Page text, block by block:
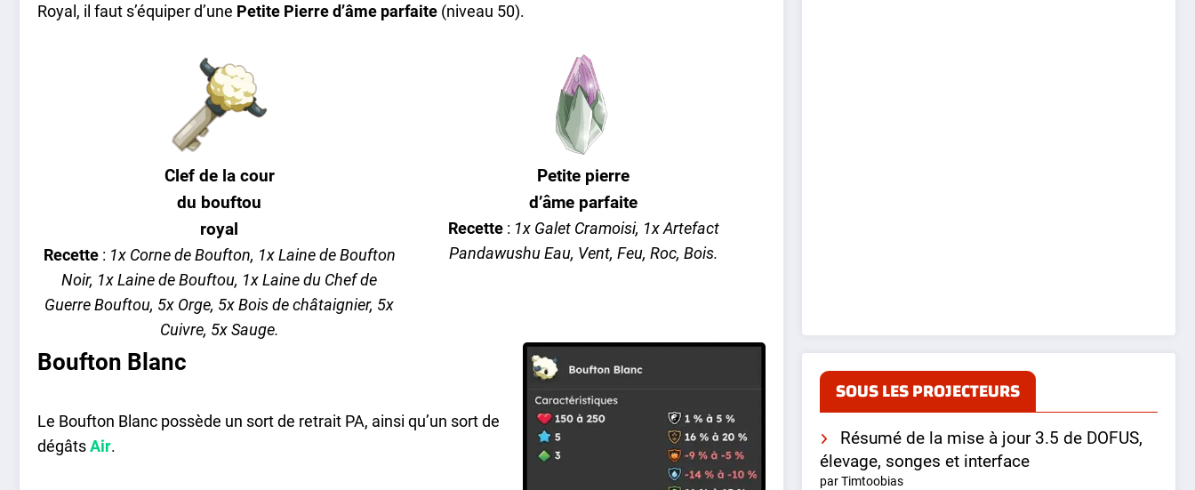
Royal, il faut s’équiper d’une Petite Pierre d’âme parfaite (niveau 50).
Clef de la cour
du bouftou
royal
Recette: 1x Corne de Boufton, 1x Laine de Boufton
Noir, 1x Laine de Bouftou, 1x Laine du Chef de
Guerre Bouftou, 5x Orge, 5x Bois de châtaignier, 5x
Cuivre, 5x Sauge.
Petite pierre
d’âme parfaite
Recette: 1x Galet Cramoisi, 1x Artefact
Pandawushu Eau, Vent, Feu, Roc, Bois.
Boufton Blanc
Le Boufton Blanc possède un sort de retrait PA, ainsi qu’un sort de
dégâtsAir.
SOUS LES PROJECTEURS
Résumé de la mise à jour 3.5 de DOFUS,
élevage, songes et interface
par Timtoobias